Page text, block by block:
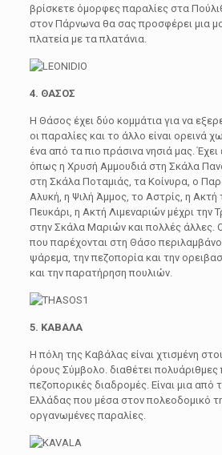
βρίσκετε όμορφες παραλίες στα
στον Πάρνωνα θα σας προσφέρει μια
πλατεία με τα πλατάνια.
4. ΘΑΣΟΣ
Η Θάσος έχει δύο κομμάτια για να
οι παραλίες και το άλλο είναι ορεινά
ένα από τα πιο πράσινα νησιά μας. Έχει
όπως η Χρυσή Αμμουδιά στη Σκάλα
στη Σκάλα Ποταμιάς, τα Κοίνυρα, ο
Αλυκή, η Ψιλή Άμμος, το Αστρίς, η Ακτή
Πευκάρι, η Ακτή Λιμεναριών μέχρι την
στην Σκάλα Μαριών και πολλές άλλες.
που παρέχονται στη Θάσο
ψάρεμα, την πεζοπορία και την
και την παρατήρηση πουλιών.
5. ΚΑΒΑΛΑ
Η πόλη της Καβάλας είναι χτισμένη
όρους Σύμβολο. διαθέτει πολυάριθμες
πεζοπορικές διαδρομές. Είναι μια από
Ελλάδας που μέσα στον πολεοδομικό
οργανωμένες παραλίες.